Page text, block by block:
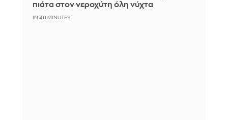
πιάτα στον νεροχύτη όλη νύχτα
IN 46 MINUTES